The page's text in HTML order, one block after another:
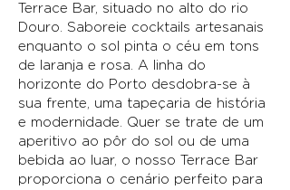
Terrace Bar, situado no alto do rio
Douro. Saboreie cocktails artesanais
enquanto o sol pinta o céu em tons
de laranja e rosa. A linha do
horizonte do Porto desdobra-se à
sua frente, uma tapeçaria de história
e modernidade. Quer se trate de um
aperitivo ao pôr do sol ou de uma
bebida ao luar, o nosso Terrace Bar
proporciona o cenário perfeito para